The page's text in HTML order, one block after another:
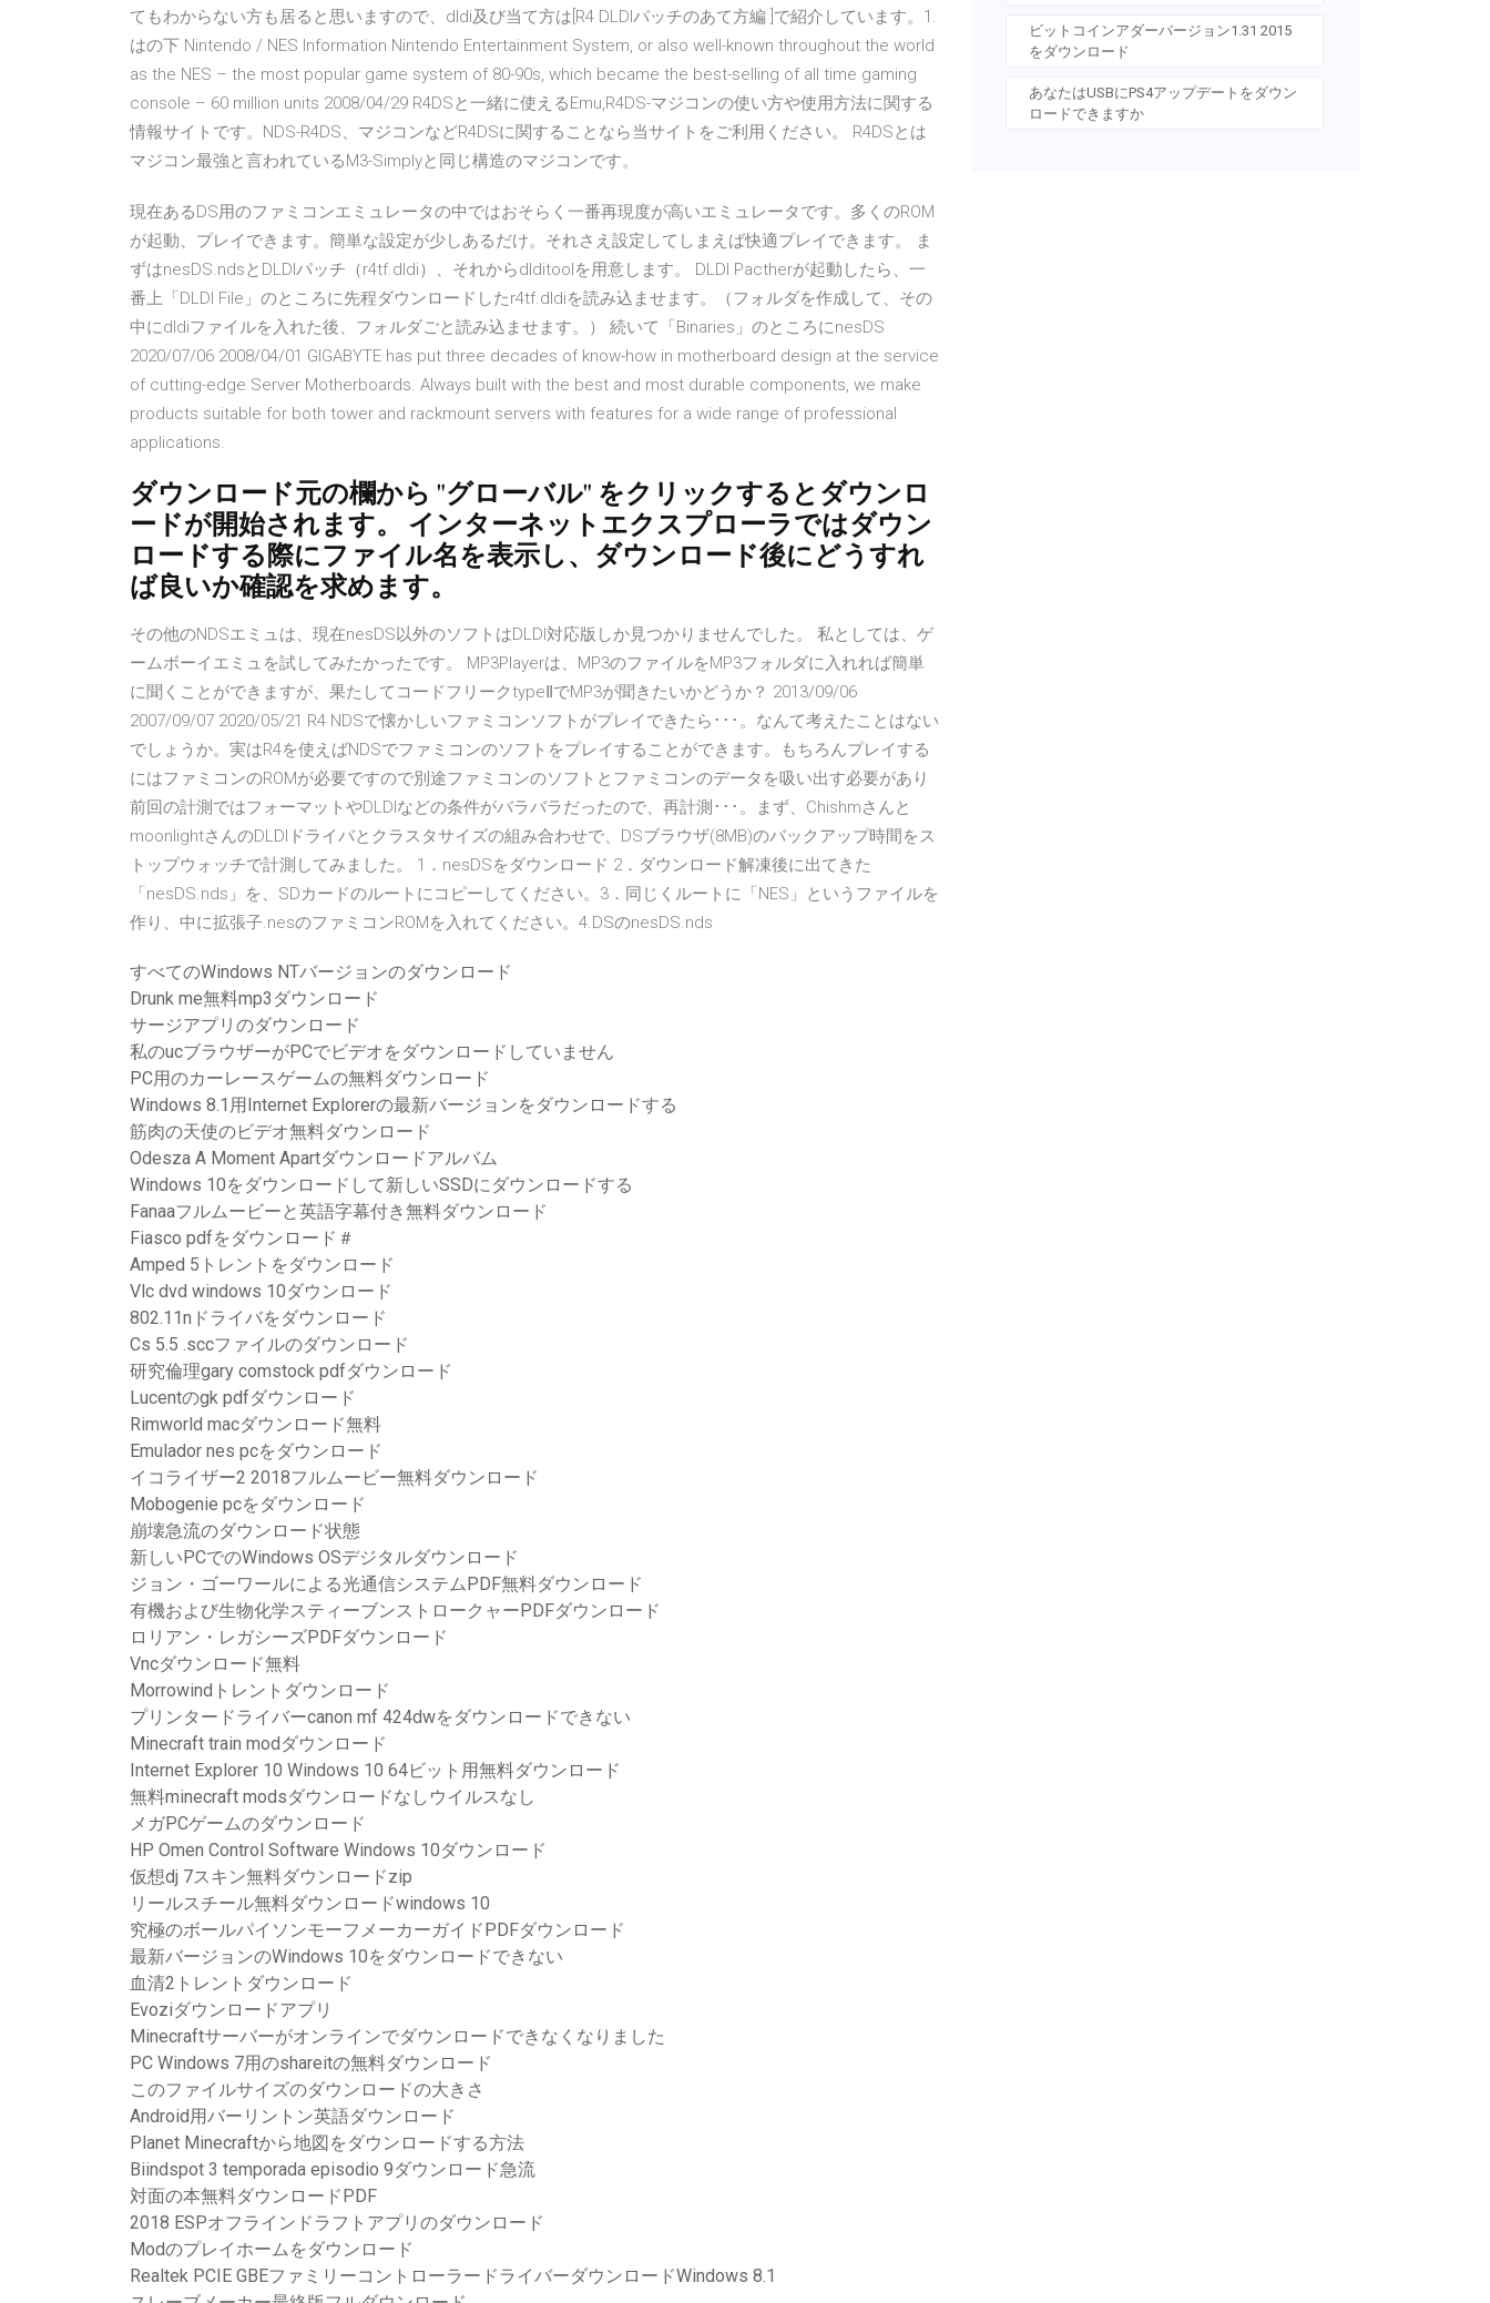
てもわからない方も居ると思いますので、dldi及び当て方は[R4 DLDIパッチのあて方編 ]で紹介しています。1.
はの下 Nintendo / NES Information Nintendo Entertainment System, or also well-known throughout the world
as the NES – the most popular game system of 80-90s, which became the best-selling of all time gaming
console – 60 million units 2008/04/29 R4DSと一緒に使えるEmu,R4DS-マジコンの使い方や使用方法に関する
情報サイトです。NDS-R4DS、マジコンなどR4DSに関することなら当サイトをご利用ください。 R4DSとは
マジコン最強と言われているM3-Simplyと同じ構造のマジコンです。
現在あるDS用のファミコンエミュレータの中ではおそらく一番再現度が高いエミュレータです。多くのROM
が起動、プレイできます。簡単な設定が少しあるだけ。それさえ設定してしまえば快適プレイできます。 ま
ずはnesDS.ndsとDLDIパッチ（r4tf.dldi）、それからdlditoolを用意します。 DLDI Pactherが起動したら、一
番上「DLDI File」のところに先程ダウンロードしたr4tf.dldiを読み込ませます。（フォルダを作成して、その
中にdldiファイルを入れた後、フォルダごと読み込ませます。） 続いて「Binaries」のところにnesDS
2020/07/06 2008/04/01 GIGABYTE has put three decades of know-how in motherboard design at the service
of cutting-edge Server Motherboards. Always built with the best and most durable components, we make
products suitable for both tower and rackmount servers with features for a wide range of professional
applications.
ダウンロード元の欄から "グローバル" をクリックするとダウンロ
ードが開始されます。 インターネットエクスプローラではダウン
ロードする際にファイル名を表示し、ダウンロード後にどうすれ
ば良いか確認を求めます。
その他のNDSエミュは、現在nesDS以外のソフトはDLDI対応版しか見つかりませんでした。 私としては、ゲ
ームボーイエミュを試してみたかったです。 MP3Playerは、MP3のファイルをMP3フォルダに入れれば簡単
に聞くことができますが、果たしてコードフリークtypeⅡでMP3が聞きたいかどうか？ 2013/09/06
2007/09/07 2020/05/21 R4 NDSで懐かしいファミコンソフトがプレイできたら･･･。なんて考えたことはない
でしょうか。実はR4を使えばNDSでファミコンのソフトをプレイすることができます。もちろんプレイする
にはファミコンのROMが必要ですので別途ファミコンのソフトとファミコンのデータを吸い出す必要があり
前回の計測ではフォーマットやDLDIなどの条件がバラバラだったので、再計測･･･。まず、Chishmさんと
moonlightさんのDLDIドライバとクラスタサイズの組み合わせで、DSブラウザ(8MB)のバックアップ時間をス
トップウォッチで計測してみました。 1．nesDSをダウンロード 2．ダウンロード解凍後に出てきた
「nesDS.nds」を、SDカードのルートにコピーしてください。3．同じくルートに「NES」というファイルを
作り、中に拡張子.nesのファミコンROMを入れてください。4.DSのnesDS.nds
すべてのWindows NTバージョンのダウンロード
Drunk me無料mp3ダウンロード
サージアプリのダウンロード
私のucブラウザーがPCでビデオをダウンロードしていません
PC用のカーレースゲームの無料ダウンロード
Windows 8.1用Internet Explorerの最新バージョンをダウンロードする
筋肉の天使のビデオ無料ダウンロード
Odesza A Moment Apartダウンロードアルバム
Windows 10をダウンロードして新しいSSDにダウンロードする
Fanaaフルムービーと英語字幕付き無料ダウンロード
Fiasco pdfをダウンロード＃
Amped 5トレントをダウンロード
Vlc dvd windows 10ダウンロード
802.11nドライバをダウンロード
Cs 5.5 .sccファイルのダウンロード
研究倫理gary comstock pdfダウンロード
Lucentのgk pdfダウンロード
Rimworld macダウンロード無料
Emulador nes pcをダウンロード
イコライザー2 2018フルムービー無料ダウンロード
Mobogenie pcをダウンロード
崩壊急流のダウンロード状態
新しいPCでのWindows OSデジタルダウンロード
ジョン・ゴーワールによる光通信システムPDF無料ダウンロード
有機および生物化学スティーブンストロークャーPDFダウンロード
ロリアン・レガシーズPDFダウンロード
Vncダウンロード無料
Morrowindトレントダウンロード
プリンタードライバーcanon mf 424dwをダウンロードできない
Minecraft train modダウンロード
Internet Explorer 10 Windows 10 64ビット用無料ダウンロード
無料minecraft modsダウンロードなしウイルスなし
メガPCゲームのダウンロード
HP Omen Control Software Windows 10ダウンロード
仮想dj 7スキン無料ダウンロードzip
リールスチール無料ダウンロードwindows 10
究極のボールパイソンモーフメーカーガイドPDFダウンロード
最新バージョンのWindows 10をダウンロードできない
血清2トレントダウンロード
Evoziダウンロードアプリ
Minecraftサーバーがオンラインでダウンロードできなくなりました
PC Windows 7用のshareitの無料ダウンロード
このファイルサイズのダウンロードの大きさ
Android用バーリントン英語ダウンロード
Planet Minecraftから地図をダウンロードする方法
Biindspot 3 temporada episodio 9ダウンロード急流
対面の本無料ダウンロードPDF
2018 ESPオフラインドラフトアプリのダウンロード
Modのプレイホームをダウンロード
Realtek PCIE GBEファミリーコントローラードライバーダウンロードWindows 8.1
ビットコインアダーバージョン1.31 2015
をダウンロード
あなたはUSBにPS4アップデートをダウン
ロードできますか